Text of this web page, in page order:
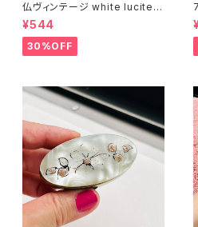
仏ヴィンテージ white lucite c
onfetti 山型イヤリング
¥544
30%OFF
y ハンド